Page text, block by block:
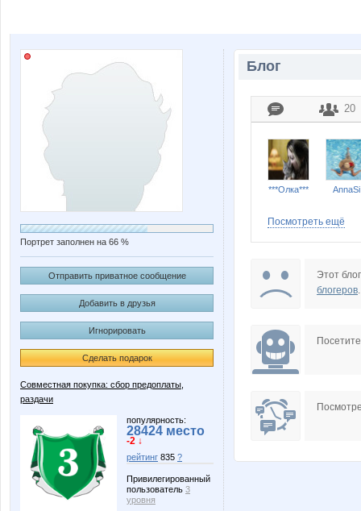
Портрет заполнен на 66 %
Отправить приватное сообщение
Добавить в друзья
Игнорировать
Сделать подарок
Совместная покупка: сбор предоплаты,
раздачи
популярность:
28424 место
-2 ↓
рейтинг 835 ?
Привилегированный
пользователь 3
уровня
Блог
20
***Олка*** AnnaSi
julia-dem
Лолана Майя!
Посмотреть ещё
Этот
блогеров.